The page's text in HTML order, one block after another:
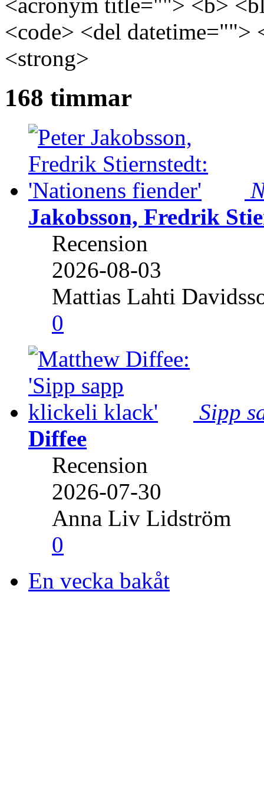
<acronym title=""> <b>
<code> <del
<strong>
168 timmar
Jakobsson, Fredrik
Recension
2026-08-03
Mattias Lahti
0
Sipp
Diffee
Recension
2026-07-30
Anna Liv Lidström
0
En vecka bakåt